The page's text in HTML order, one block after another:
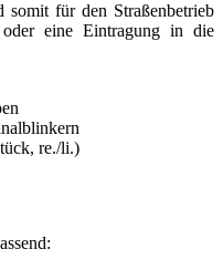
für den Straßenbetrieb
oder eine Eintragung in die
re./li.)